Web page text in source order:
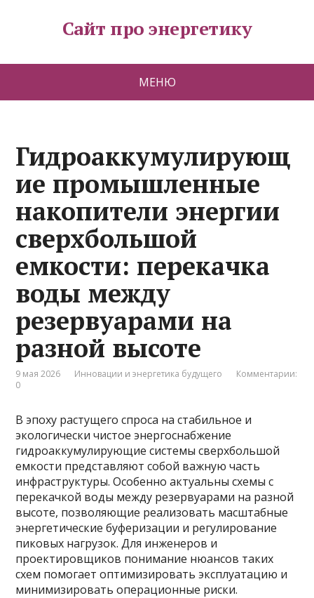
Сайт про энергетику
МЕНЮ
Гидроаккумулирующ
ие промышленные
накопители энергии
сверхбольшой
емкости: перекачка
воды между
резервуарами на
разной высоте
9 мая 2026 Инновации и энергетика будущего
Комментарии:
0
В эпоху растущего спроса на стабильное и
экологически чистое энергоснабжение
гидроаккумулирующие системы сверхбольшой
емкости представляют собой важную часть
инфраструктуры. Особенно актуальны схемы с
перекачкой воды между резервуарами на разной
высоте, позволяющие реализовать масштабные
энергетические буферизации и регулирование
пиковых нагрузок. Для инженеров и
проектировщиков понимание нюансов таких
схем помогает оптимизировать эксплуатацию и
минимизировать операционные риски.